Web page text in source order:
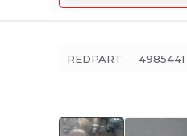
REDPART 4985441